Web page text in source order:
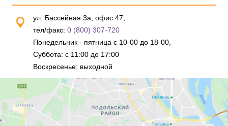
ул. Бассейная 3а, офис 47,
тел/факс: 0 (800) 307-720
Понедельник - пятница с 10-00 до 18-00,
Суббота: с 11:00 до 17:00
Воскресенье: выходной